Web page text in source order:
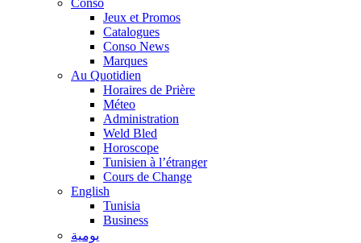
Conso
Jeux et Promos
Catalogues
Conso News
Marques
Au Quotidien
Horaires de Prière
Méteo
Administration
Weld Bled
Horoscope
Tunisien à l’étranger
Cours de Change
English
Tunisia
Business
يومية